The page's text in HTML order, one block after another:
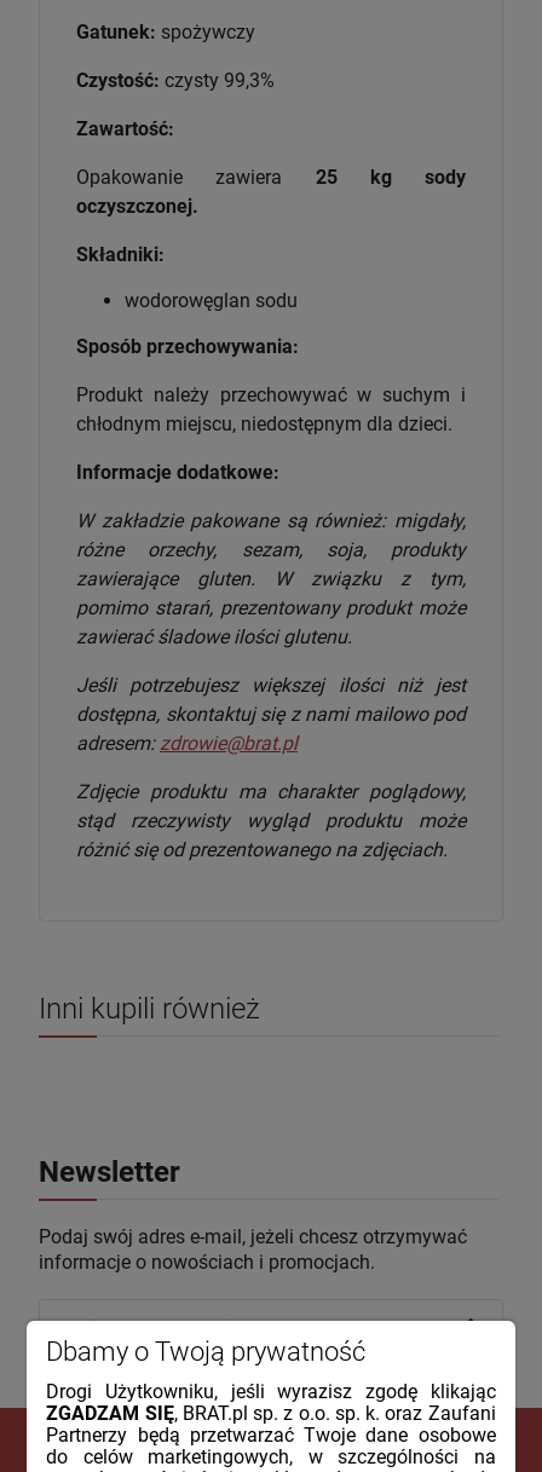
Gatunek: spożywczy
Czystość: czysty 99,3%
Zawartość:
Opakowanie zawiera 25 kg sody
oczyszczonej.
Składniki:
wodorowęglan sodu
Sposób przechowywania:
Produkt należy przechowywać w suchym i
chłodnym miejscu, niedostępnym dla dzieci.
Informacje dodatkowe:
W zakładzie pakowane są również: migdały,
różne orzechy, sezam, soja, produkty
zawierające gluten. W związku z tym,
pomimo starań, prezentowany produkt może
zawierać śladowe ilości glutenu.
Jeśli potrzebujesz większej ilości niż jest
dostępna, skontaktuj się z nami mailowo pod
adresem: zdrowie@brat.pl
Zdjęcie produktu ma charakter poglądowy,
stąd rzeczywisty wygląd produktu może
różnić się od prezentowanego na zdjęciach.
Inni kupili również
Newsletter
Podaj swój adres e-mail, jeżeli chcesz otrzymywać
informacje o nowościach i promocjach.
Dbamy o Twoją prywatność
Drogi Użytkowniku, jeśli wyrazisz zgodę klikając
ZGADZAM SIĘ, BRAT.pl sp. z o.o. sp. k. oraz Zaufani
Partnerzy będą przetwarzać Twoje dane osobowe
do celów marketingowych, w szczególności na